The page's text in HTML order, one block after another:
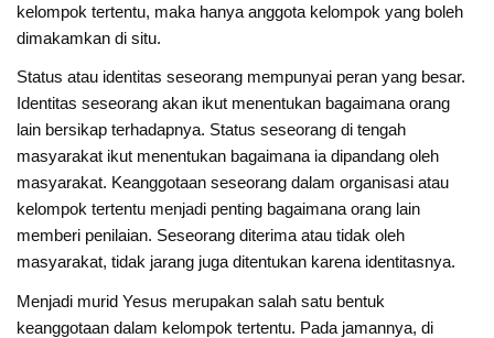
kelompok tertentu, maka hanya anggota kelompok yang boleh
dimakamkan di situ.
Status atau identitas seseorang mempunyai peran yang besar.
Identitas seseorang akan ikut menentukan bagaimana orang
lain bersikap terhadapnya. Status seseorang di tengah
masyarakat ikut menentukan bagaimana ia dipandang oleh
masyarakat. Keanggotaan seseorang dalam organisasi atau
kelompok tertentu menjadi penting bagaimana orang lain
memberi penilaian. Seseorang diterima atau tidak oleh
masyarakat, tidak jarang juga ditentukan karena identitasnya.
Menjadi murid Yesus merupakan salah satu bentuk
keanggotaan dalam kelompok tertentu. Pada jamannya, di